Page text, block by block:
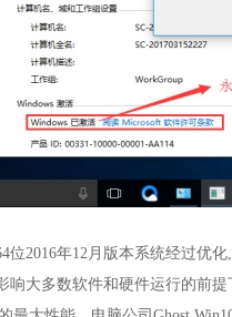
位2016年12月版本系统经过优
响大多数软件和硬件运行的前